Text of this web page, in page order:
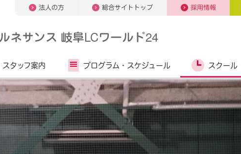
法人の方 総合サイトトップ 採用情報
ネサンス 岐阜LCワールド24
スタッフ案内 プログラム・ スケジュール スクール